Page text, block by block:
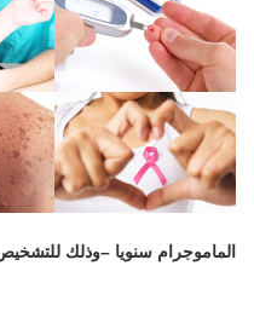
الماموجرام سنويا –وذلك